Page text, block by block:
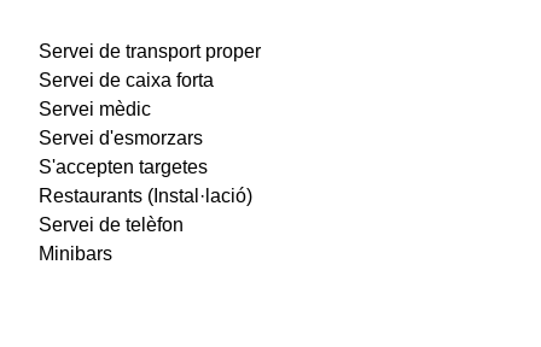
Servei de transport proper
Servei de caixa forta
Servei mèdic
Servei d'esmorzars
S'accepten targetes
Restaurants (Instal·lació)
Servei de telèfon
Minibars